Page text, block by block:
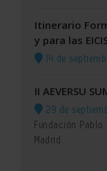
Itinerario
y para las
14 de
II AEVERSU
29 de
Fundación Pablo
Madrid